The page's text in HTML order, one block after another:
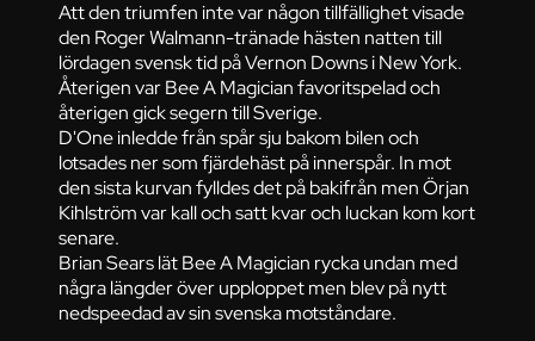
Att den triumfen inte var någon tillfällighet visade
den Roger Walmann-tränade hästen natten till
lördagen svensk tid på Vernon Downs i New York.
Återigen var Bee A Magician favoritspelad och
återigen gick segern till Sverige.
D'One inledde från spår sju bakom bilen och
lotsades ner som fjärdehäst på innerspår. In mot
den sista kurvan fylldes det på bakifrån men Örjan
Kihlström var kall och satt kvar och luckan kom kort
senare.
Brian Sears lät Bee A Magician rycka undan med
några längder över upploppet men blev på nytt
nedspeedad av sin svenska motståndare.